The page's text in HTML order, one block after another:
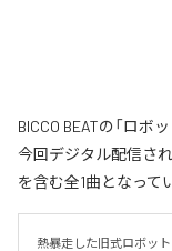
BICCO BEATの「ロボ
今回デジタル配信さ
を含む全1曲となって
熱暴走した旧式ロボット